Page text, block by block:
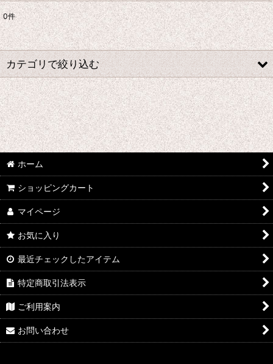
表示数:
並び順:
絞り込む
0件
カテゴリで絞り込む
あ行 コスプレ衣装 (全商品)
ウマ娘プリティーダービー
あんさんぶるスターズ
IdentityV
アズールレーン
王様ランキング
イケメン戦国 時をかける恋
イケメン革命 アリスと恋の魔法
イケメンヴァンパイア
A3!(エースリー)
ホーム
ショッピングカート
マイページ
お気に入り
最近チェックしたアイテム
特定商取引法表示
ご利用案内
お問い合わせ